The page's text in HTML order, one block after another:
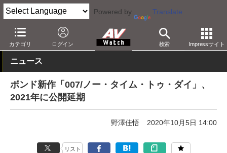
Powered by Translate
カテゴリ ログイン 検索 Impressサイト
AV Watch コンテンツ・サービス 映画 映画作品
ニュース
ボンド新作「007/ノー・タイム・トゥ・ダイ」、
2021年に公開延期
野澤佳悟 2020年10月5日 14:00
リスト